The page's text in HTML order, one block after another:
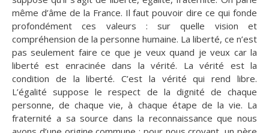
même d’âme de la France. Il faut pouvoir dire ce qui fonde
profondément ces valeurs : sur quelle vision et
compréhension de la personne humaine. La liberté, ce n’est
pas seulement faire ce que je veux quand je veux car la
liberté est enracinée dans la vérité. La vérité est la
condition de la liberté. C’est la vérité qui rend libre.
L’égalité suppose le respect de la dignité de chaque
personne, de chaque vie, à chaque étape de la vie. La
fraternité a sa source dans la reconnaissance que nous